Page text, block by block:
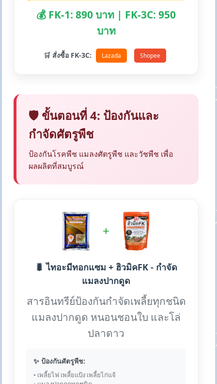
💰 FK-1: 890 บาท | FK-3C: 950
บาท
🛒 สั่งซื้อ FK-3C: Lazada Shopee
🛡️ ขั้นตอนที่ 4: ป้องกันและ
กำจัดศัตรูพืช
ป้องกันโรคพืช แมลงศัตรูพืช และวัชพืช เพื่อ
ผลผลิตที่สมบูรณ์
+
🐛 ไทอะมีทอกแซม + ฮิวมิคFK - กำจัด
แมลงปากดูด
สารอินทรีย์ป้องกันกำจัดเพลี้ยทุกชนิด
แมลงปากดูด หนอนชอนใบ และโล่
ปลาดาว
✨ ป้องกันศัตรูพืช:
• เพลี้ยไฟ เพลี้ยแป้ง เพลี้ยไก่แจ้